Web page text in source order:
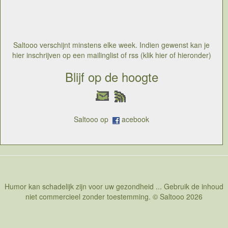
een kaart te doen
Saltooo verschijnt minstens elke week. Indien gewenst kan je
hier inschrijven op een mailinglist of rss (klik hier of hieronder)
Blijf op de hoogte
Saltooo op acebook
Humor kan schadelijk zijn voor uw gezondheid ... Gebruik de inhoud
niet commercieel zonder toestemming. © Saltooo 2026